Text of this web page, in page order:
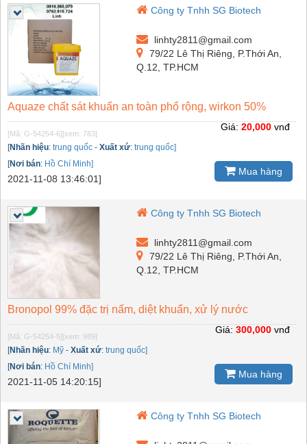
Công ty Tnhh SG Biotech
linhty2811@gmail.com
79/22 Lê Thị Riêng, P.Thới An,
Q.12, TP.HCM
Aquaze chất sát khuẩn an toàn phổ rộng, wirkon 50%
[Mã: G-54254-6] [xem: 783]
[Nhãn hiệu: trung quốc - Xuất xứ: trung quốc]
[Nơi bán: Hồ Chí Minh]
2021-11-08 13:46:01]
Giá: 20,000 vnđ
Mua hàng
Công ty Tnhh SG Biotech
linhty2811@gmail.com
79/22 Lê Thị Riêng, P.Thới An,
Q.12, TP.HCM
Bronopol 99% đặc trị nấm, diệt khuẩn, xử lý nước
[Mã: G-54254-5] [xem: 989]
[Nhãn hiệu: Mỹ - Xuất xứ: trung quốc]
[Nơi bán: Hồ Chí Minh]
2021-11-05 14:20:15]
Giá: 300,000 vnđ
Mua hàng
Công ty Tnhh SG Biotech